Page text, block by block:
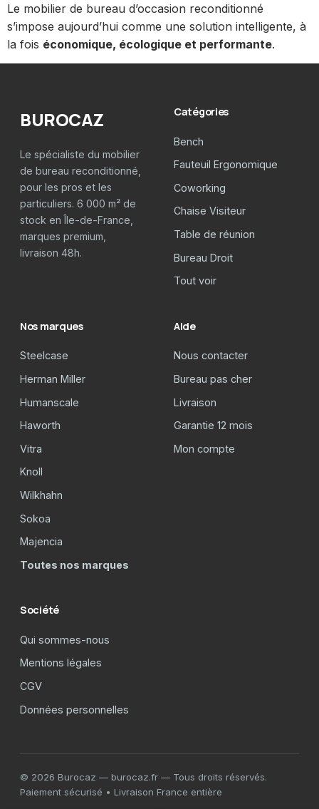
Le mobilier de bureau d’occasion reconditionné
s’impose aujourd’hui comme une solution intelligente, à
la fois économique, écologique et performante.
BUROCAZ
Le spécialiste du mobilier
de bureau reconditionné,
pour les pros et les
particuliers. 6 000 m² de
stock en Île-de-France,
marques premium,
livraison 48h.
Catégories
Bench
Fauteuil Ergonomique
Coworking
Chaise Visiteur
Table de réunion
Bureau Droit
Tout voir
Nos marques
Steelcase
Herman Miller
Humanscale
Haworth
Vitra
Knoll
Wilkhahn
Sokoa
Majencia
Toutes nos marques
Aide
Nous contacter
Bureau pas cher
Livraison
Garantie 12 mois
Mon compte
Société
Qui sommes-nous
Mentions légales
CGV
Données personnelles
© 2026 Burocaz — burocaz.fr — Tous droits réservés.
Paiement sécurisé • Livraison France entière